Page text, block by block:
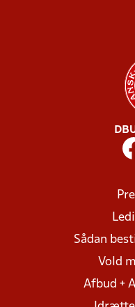
Sådan
Vold
Afbud +